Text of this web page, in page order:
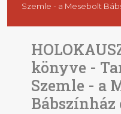
Szemle - a Mesebolt
könyve -
Szemle - a
Bábszínház